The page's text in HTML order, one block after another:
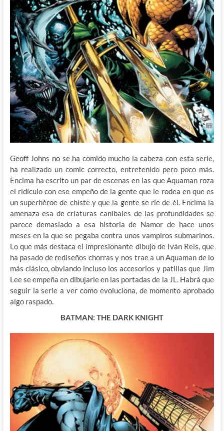
Geoff Johns no se ha comido mucho la cabeza con esta serie,
ha realizado un comic correcto, entretenido pero poco más.
Encima ha escrito un par de escenas en las que Aquaman roza
el ridículo con ese empeño de la gente que le rodea en que es
un superhéroe de chiste y que la gente se ríe de él. Encima la
amenaza esa de criaturas caníbales de las profundidades se
parece demasiado a esa historia de Namor de hace unos
meses en la que se pegaba contra unos vampiros submarinos.
Lo que más destaca el impresionante dibujo de Iván Reis, que
ha pasado de rediseños chorras y nos trae a un Aquaman de lo
más clásico, obviando incluso los accesorios y patillas que Jim
Lee se empeña en dibujarle en las portadas de la JL. Habrá que
seguir la serie a ver como evoluciona, de momento aprobado
algo raspado.
BATMAN: THE DARK KNIGHT